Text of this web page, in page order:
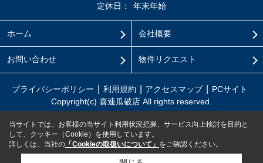
定休日：
年末年始
ホーム 会社概要
お問い合わせ 物件リクエスト
プライバシーポリシー 利用規約 アクセスマップ
PCサイト
Copyright(c) 喜連瓜破店 All rights reserved.
当サイトでは、お客様の当サイト利用状況把握、サービス向上検討を目的と
して、クッキー（Cookie）を使用しています。
詳しくは、当社の 「Cookieの取扱いについて」 をご確認ください。